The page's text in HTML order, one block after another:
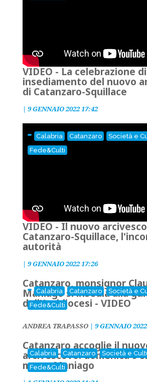
VIDEO - La celebrazione di
insediamento del nuovo
di Catanzaro-Squillace
| 9 GENNAIO 2022 17:42
Calabria Catanzaro
Società e
Fede&Culti
VIDEO - Il nuovo
Catanzaro-Squillace,
autorità
| 9 GENNAIO 2022 17:26
Calabria Catanzaro
Società e
Fede&Culti
Catanzaro, monsignor
Maniago si insedia alla
dell’Arcidiocesi - VIDEO
ANDREA TRAPASSO| 9 GENNAIO
Calabria Catanzaro
Società e
Fede&Culti
Catanzaro accoglie il
arcivescovo: domenica 9
mons. Maniago